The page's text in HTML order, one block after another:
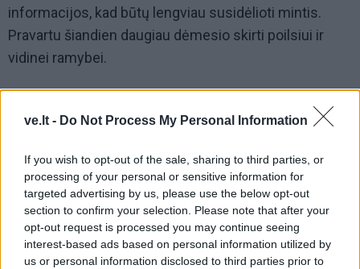
ve.lt - Do Not Process My Personal Information
If you wish to opt-out of the sale, sharing to third parties, or
processing of your personal or sensitive information for
targeted advertising by us, please use the below opt-out
section to confirm your selection. Please note that after your
opt-out request is processed you may continue seeing
interest-based ads based on personal information utilized by
us or personal information disclosed to third parties prior to
informacijos, kad būtų lengviau susidėlioti mintis.
Pravartu šiandien daugiau dėmesio skirti poilsiui ir
vidinei ramybei.